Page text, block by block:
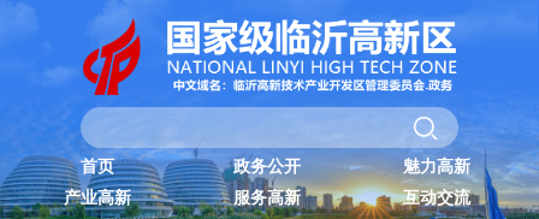
首页 政务公开
魅力高新
产业高新
服务高新
互动交流